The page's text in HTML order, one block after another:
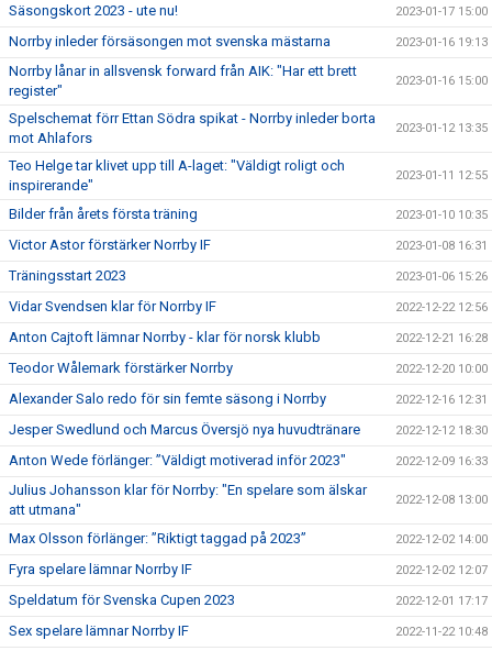
Säsongskort 2023 - ute nu! 2023-01-17 15:00
Norrby inleder försäsongen mot svenska mästarna 2023-01-16 19:13
Norrby lånar in allsvensk forward från AIK: "Har ett brett
register"
2023-01-16 15:00
Spelschemat förr Ettan Södra spikat - Norrby inleder borta
mot Ahlafors
2023-01-12 13:35
Teo Helge tar klivet upp till A-laget: "Väldigt roligt och
inspirerande"
2023-01-11 12:55
Bilder från årets första träning 2023-01-10 10:35
Victor Astor förstärker Norrby IF 2023-01-08 16:31
Träningsstart 2023 2023-01-06 15:26
Vidar Svendsen klar för Norrby IF 2022-12-22 12:56
Anton Cajtoft lämnar Norrby - klar för norsk klubb 2022-12-21 16:28
Teodor Wålemark förstärker Norrby 2022-12-20 10:00
Alexander Salo redo för sin femte säsong i Norrby 2022-12-16 12:31
Jesper Swedlund och Marcus Översjö nya huvudtränare 2022-12-12 18:30
Anton Wede förlänger: ”Väldigt motiverad inför 2023" 2022-12-09 16:33
Julius Johansson klar för Norrby: "En spelare som älskar
att utmana"
2022-12-08 13:00
Max Olsson förlänger: ”Riktigt taggad på 2023” 2022-12-02 14:00
Fyra spelare lämnar Norrby IF 2022-12-02 12:07
Speldatum för Svenska Cupen 2023 2022-12-01 17:17
Sex spelare lämnar Norrby IF 2022-11-22 10:48